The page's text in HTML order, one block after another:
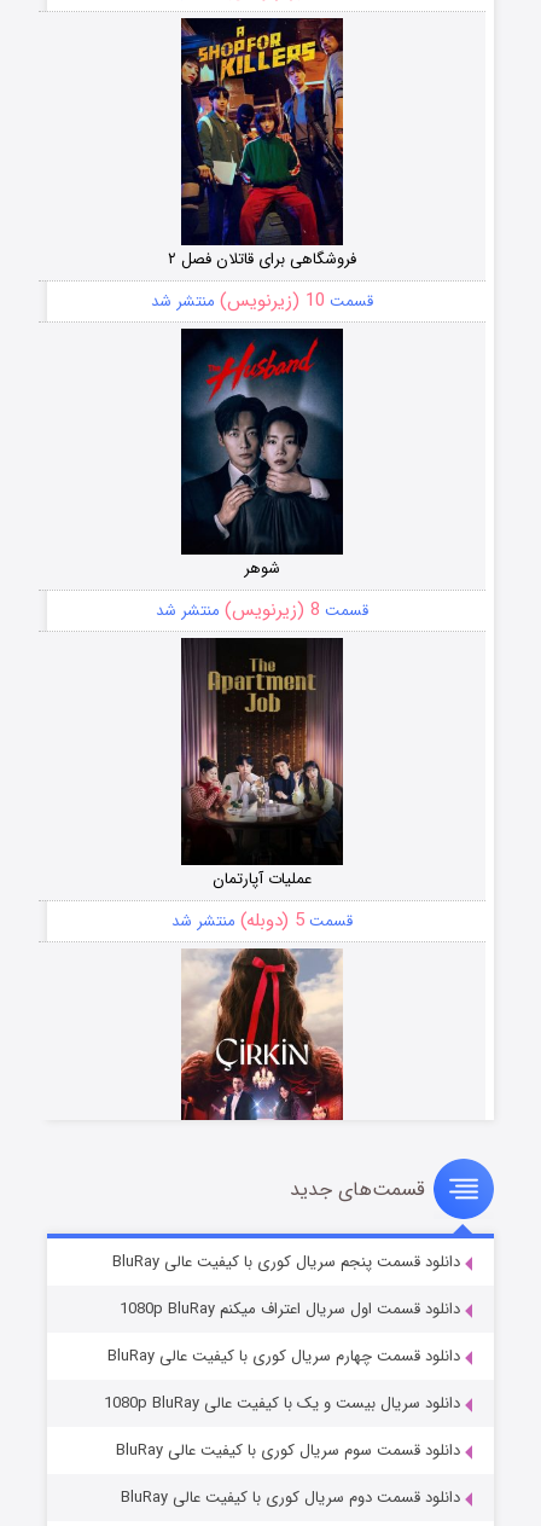
فروشگاهی برای قاتلان فصل ۲
قسمت 10 (زیرنویس) منتشر شد
شوهر
قسمت 8 (زیرنویس) منتشر شد
عملیات آپارتمان
قسمت5 (دوبله) منتشر شد
سریال زشت
قسمت2 (زیرنویس) منتشر شد
مردگان متحرک: شهر مرده ۳
قسمت‌های جدید
دانلود قسمت پنجم سریال کوری با کیفیت عالی BluRay
دانلود قسمت اول سریال اعتراف میکنم 1080p BluRay
دانلود قسمت چهارم سریال کوری با کیفیت عالی BluRay
دانلود سریال بیست و یک با کیفیت عالی 1080p BluRay
دانلود قسمت سوم سریال کوری با کیفیت عالی BluRay
دانلود قسمت دوم سریال کوری با کیفیت عالی BluRay